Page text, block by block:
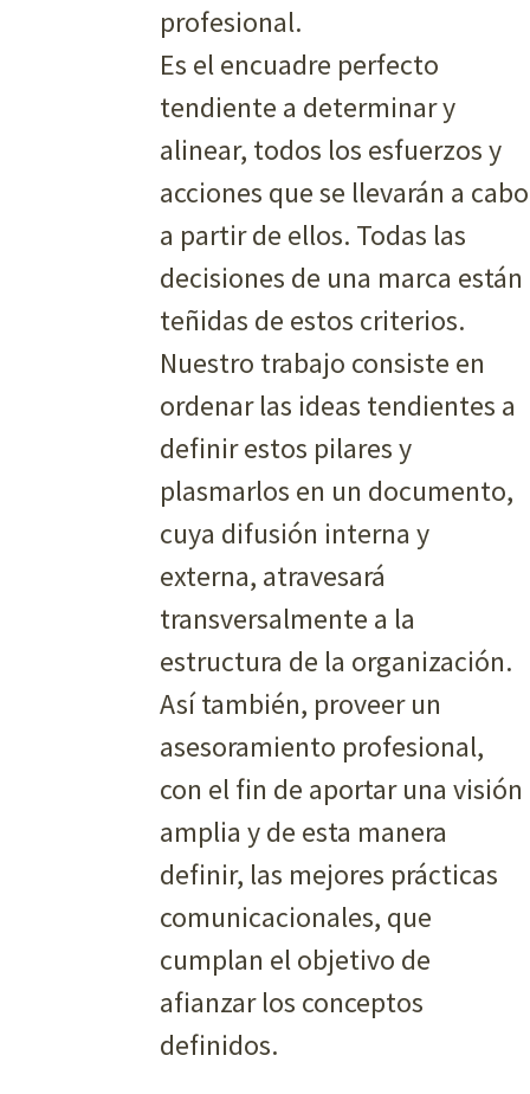
profesional.
Es el encuadre perfecto
tendiente a determinar y
alinear, todos los esfuerzos y
acciones que se llevarán a cabo
a partir de ellos. Todas las
decisiones de una marca están
teñidas de estos criterios.
Nuestro trabajo consiste en
ordenar las ideas tendientes a
definir estos pilares y
plasmarlos en un documento,
cuya difusión interna y
externa, atravesará
transversalmente a la
estructura de la organización.
Así también, proveer un
asesoramiento profesional,
con el fin de aportar una visión
amplia y de esta manera
definir, las mejores prácticas
comunicacionales, que
cumplan el objetivo de
afianzar los conceptos
definidos.